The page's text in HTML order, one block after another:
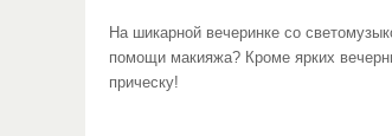
На шикарной вечеринке со
помощи макияжа? Кроме ярких
прическу!